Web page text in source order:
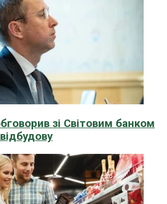
зі Світовим банком